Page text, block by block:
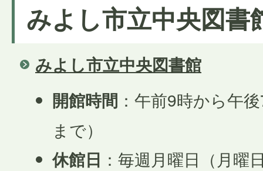
みよし市立中央図書
みよし市立中央図書館
開館時間 ：午前9時から午
まで）
休館日 ：毎週月曜日（月曜